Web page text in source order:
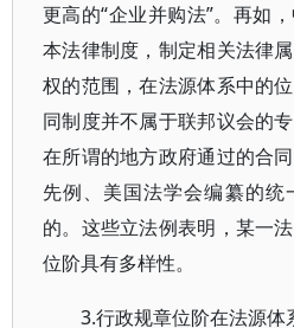
更高的“企业并购法”。再如
本法律制度，制定相关法律
权的范围，在法源体系中的
同制度并不属于联邦议会的
在所谓的地方政府通过的合
先例、美国法学会编纂的
的。这些立法例表明，某一
位阶具有多样性。
3.行政规章位阶在法源体